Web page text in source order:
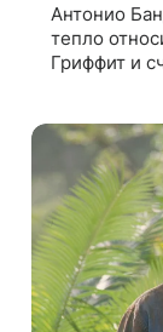
Антонио
тепло
Гриффит и